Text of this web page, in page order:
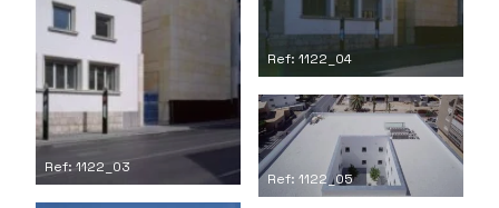
Ref: 1122_03
Ref: 1122_04
Ref: 1122_05